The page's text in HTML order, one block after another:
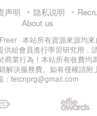
声明 隐私说明
About us
· 本站所有資源來源均
供給會員進行學習研究用，
商業行為！本站所有收費均
解決服務費。如有侵權請附
：feicnprg@gmail.com